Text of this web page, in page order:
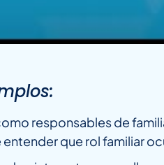
responsables de
que rol familiar